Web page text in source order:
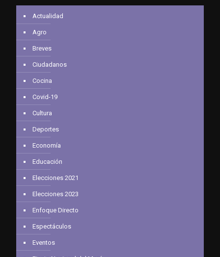
Actualidad
Agro
Breves
Ciudadanos
Cocina
Covid-19
Cultura
Deportes
Economía
Educación
Elecciones 2021
Elecciones 2023
Enfoque Directo
Espectáculos
Eventos